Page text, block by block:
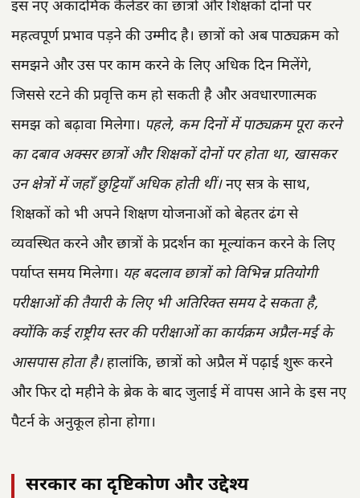
इस नए अकादमिक कैलेंडर का छात्रों और शिक्षकों दोनों पर
महत्वपूर्ण प्रभाव पड़ने की उम्मीद है। छात्रों को अब पाठ्यक्रम को
समझने और उस पर काम करने के लिए अधिक दिन मिलेंगे,
जिससे रटने की प्रवृत्ति कम हो सकती है और अवधारणात्मक
समझ को बढ़ावा मिलेगा। पहले, कम दिनों में पाठ्यक्रम पूरा करने
का दबाव अक्सर छात्रों और शिक्षकों दोनों पर होता था, खासकर
उन क्षेत्रों में जहाँ छुट्टियाँ अधिक होती थीं।नए सत्र के साथ,
शिक्षकों को भी अपने शिक्षण योजनाओं को बेहतर ढंग से
व्यवस्थित करने और छात्रों के प्रदर्शन का मूल्यांकन करने के लिए
पर्याप्त समय मिलेगा। यह बदलाव छात्रों को विभिन्न प्रतियोगी
परीक्षाओं की तैयारी के लिए भी अतिरिक्त समय दे सकता है,
क्योंकि कई राष्ट्रीय स्तर की परीक्षाओं का कार्यक्रम अप्रैल-मई के
आसपास होता है।हालांकि, छात्रों को अप्रैल में पढ़ाई शुरू करने
और फिर दो महीने के ब्रेक के बाद जुलाई में वापस आने के इस नए
पैटर्न के अनुकूल होना होगा।
सरकार का दृष्टिकोण और उद्देश्य